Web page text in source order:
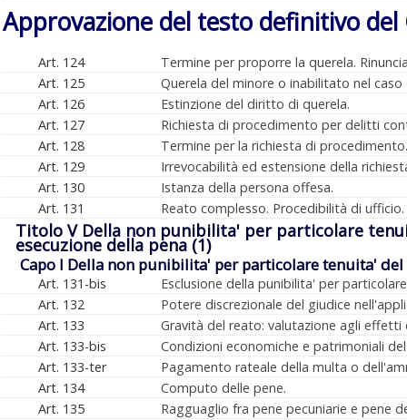
Approvazione del testo definitivo del
Art. 124
Termine per proporre la querela.
Art. 125
Querela del minore o inabilitato nel
Art. 126
Estinzione del diritto di querela.
Art. 127
Richiesta di procedimento per delitti
Art. 128
Termine per la richiesta di procedimento.
Art. 129
Irrevocabilità ed estensione della
Art. 130
Istanza della persona offesa.
Art. 131
Reato complesso. Procedibilità di ufficio.
Titolo V Della non punibilita' per particolare
esecuzione della pena (1)
Capo I Della non punibilita' per particolare tenuita'
Art. 131-bis
Esclusione della punibilita' per
Art. 132
Potere discrezionale del giudice
Art. 133
Gravità del reato: valutazione agli effetti
Art. 133-bis
Condizioni economiche e patrimoniali
Art. 133-ter
Pagamento rateale della multa o
Art. 134
Computo delle pene.
Art. 135
Ragguaglio fra pene pecuniarie e pene